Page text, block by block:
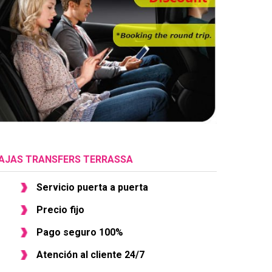
TRANSFERS TERRASSA
Servicio puerta a puerta
Precio fijo
Pago seguro 100%
Atención al cliente 24/7